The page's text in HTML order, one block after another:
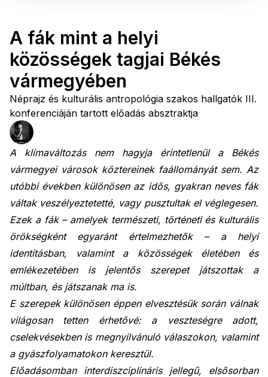
A fák mint a helyi
közösségek tagjai Békés
vármegyében
Néprajz és kulturális antropológia szakos hallgatók III.
konferenciáján tartott előadás absztraktja
A klímaváltozás nem hagyja érintetlenül a Békés
vármegyei városok köztereinek faállományát sem. Az
utóbbi években különösen az idős, gyakran neves fák
váltak veszélyeztetetté, vagy pusztultak el véglegesen.
Ezek a fák – amelyek természeti, történeti és kulturális
örökségként egyaránt értelmezhetők – a helyi
identitásban, valamint a közösségek életében és
emlékezetében is jelentős szerepet játszottak a
múltban, és játszanak ma is.
E szerepek különösen éppen elvesztésük során válnak
világosan tetten érhetővé: a veszteségre adott,
cselekvésekben is megnyilvánuló válaszokon, valamint
a gyászfolyamatokon keresztül.
Előadásomban interdiszciplináris jellegű, elsősorban